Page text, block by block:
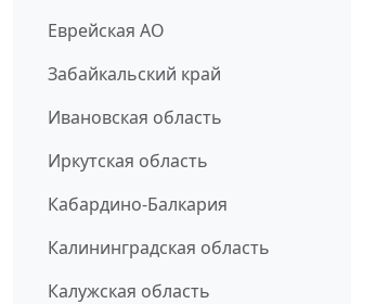
Еврейская АО
Забайкальский край
Ивановская область
Иркутская область
Кабардино-Балкария
Калининградская область
Калужская область